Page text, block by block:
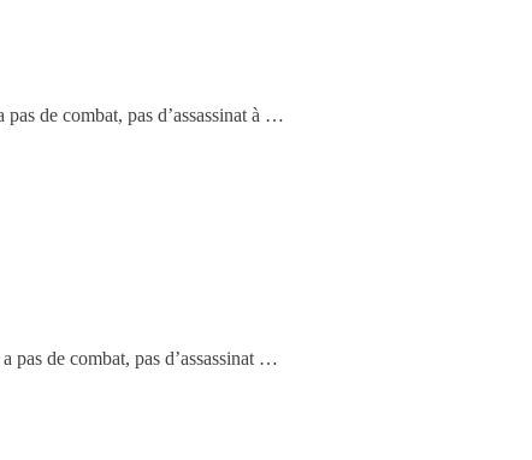
de combat, pas d’assassinat à …
pas de combat, pas d’assassinat …